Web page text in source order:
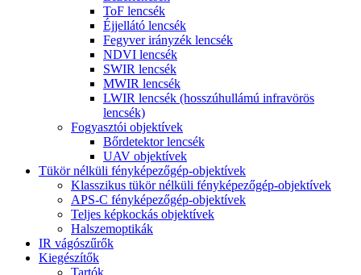
ToF lencsék
Éjjellátó lencsék
Fegyver irányzék lencsék
NDVI lencsék
SWIR lencsék
MWIR lencsék
LWIR lencsék (hosszúhullámú infravörös
lencsék)
Fogyasztói objektívek
Bőrdetektor lencsék
UAV objektívek
Tükör nélküli fényképezőgép-objektívek
Klasszikus tükör nélküli fényképezőgép-objektívek
APS-C fényképezőgép-objektívek
Teljes képkockás objektívek
Halszemoptikák
IR vágószűrők
Kiegészítők
Tartók